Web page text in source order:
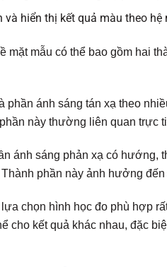
và hiển thị kết quả màu theo
mặt mẫu có thể bao gồm hai
phần ánh sáng tán xạ theo
này thường liên quan trực
ánh sáng phản xạ có hướng,
phần này ảnh hưởng
chọn hình học đo phù hợp
cho kết quả khác nhau, đặc